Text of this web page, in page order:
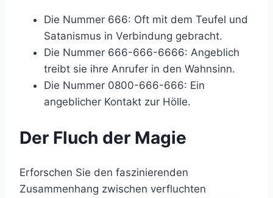
Die Nummer 666: Oft mit dem Teufel und
Satanismus in Verbindung gebracht.
Die Nummer 666-666-6666: Angeblich
treibt sie ihre Anrufer in den Wahnsinn.
Die Nummer 0800-666-666: Ein
angeblicher Kontakt zur Hölle.
Der Fluch der Magie
Erforschen Sie den faszinierenden
Zusammenhang zwischen verfluchten